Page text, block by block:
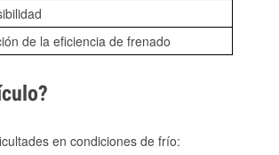
de la eficiencia de frenado
en condiciones de frío: